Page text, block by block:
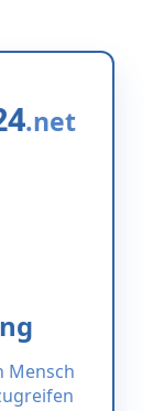
Mensch